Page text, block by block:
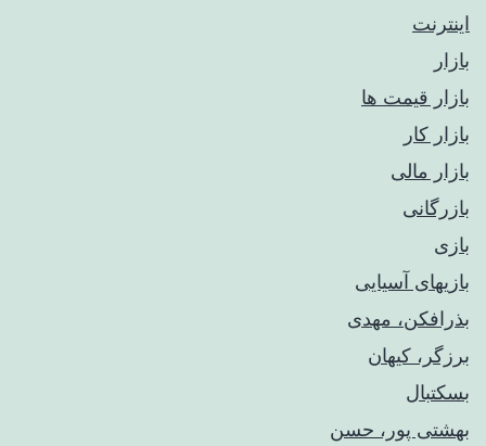
اینترنت
بازار
بازار قیمت ها
بازار کار
بازار مالی
بازرگانی
بازی
بازیهای آسیایی
بذرافکن، مهدی
برزگر، کیهان
بسکتبال
بهشتی پور، حسن